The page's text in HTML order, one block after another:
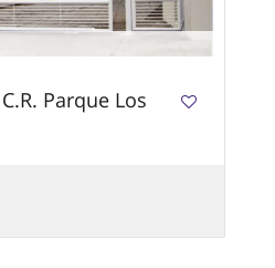
Parque Los